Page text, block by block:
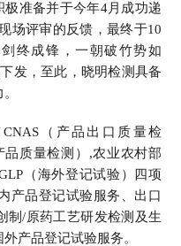
极准备并于今年4月成功递
场评审的反馈，最终于10
终成锋，一朝破竹势如
发，至此，晓明检测具备
（产品出口质量检
质量检测）,农业农村部
（海外登记试验）四项
产品登记试验服务、出口
制/原药工艺研发检测及生
产品登记试验服务。